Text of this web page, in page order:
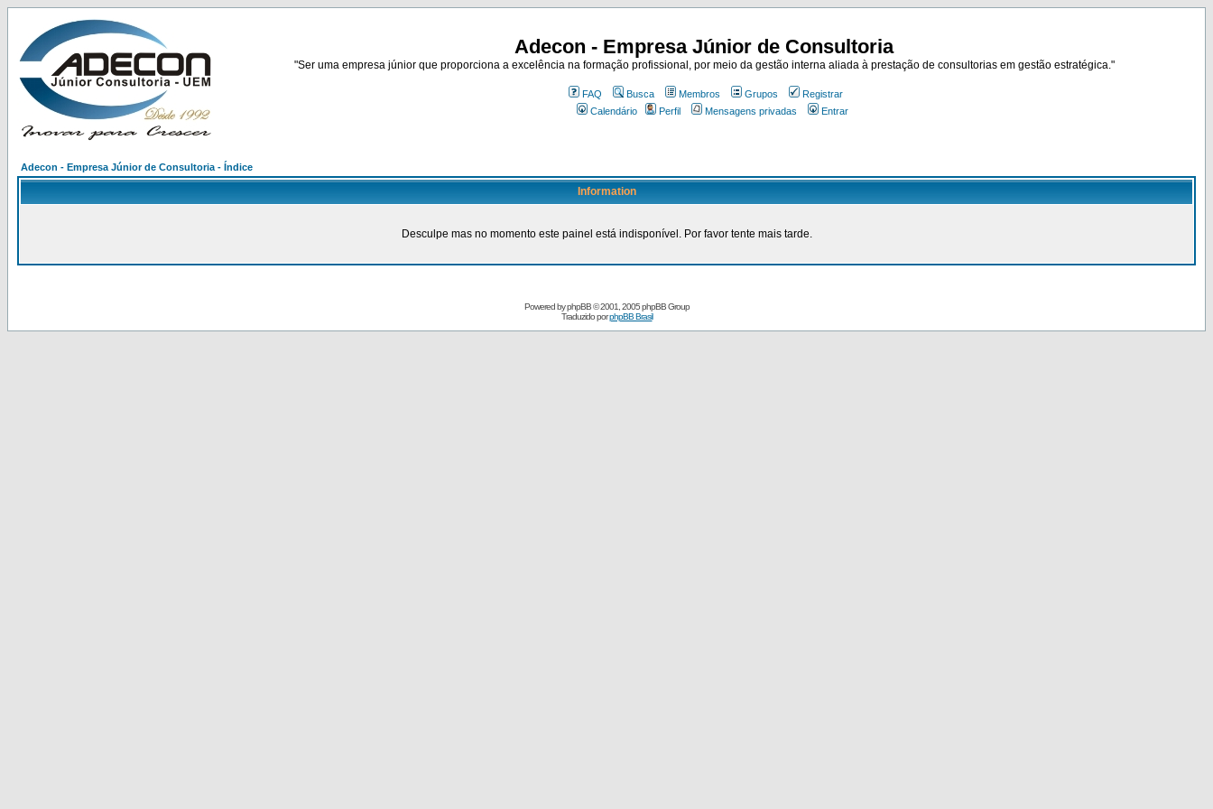
Adecon - Empresa Júnior de Consultoria
"Ser uma empresa júnior que proporciona a excelência na formação profissional, por meio da gestão interna aliada à prestação de consultorias em gestão estratégica."
FAQ Busca Membros Grupos
Registrar
Calendário
Perfil Mensagens privadas Entrar
Adecon - Empresa Júnior de Consultoria - Índice
Information
Desculpe mas no momento este painel está indisponível. Por favor tente mais tarde.
Powered byphpBB© 2001, 2005 phpBB Group
Traduzido porphpBB Brasil